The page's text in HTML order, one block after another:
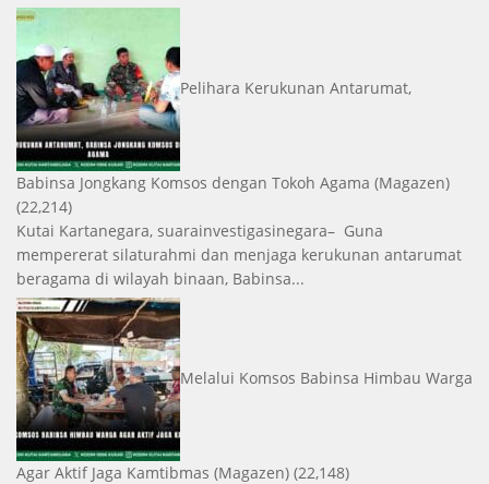
Pelihara Kerukunan Antarumat,
Babinsa Jongkang Komsos dengan Tokoh Agama (Magazen)
(22,214)
Kutai Kartanegara, suarainvestigasinegara– Guna
mempererat silaturahmi dan menjaga kerukunan antarumat
beragama di wilayah binaan, Babinsa...
Melalui Komsos Babinsa Himbau Warga
Agar Aktif Jaga Kamtibmas (Magazen) (22,148)